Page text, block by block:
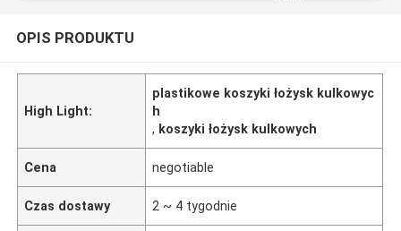
OPIS PRODUKTU
High Light:
plastikowe koszyki łożysk kulkowyc
h
, koszyki łożysk kulkowych
Cena negotiable
Czas dostawy 2 ~ 4 tygodnie